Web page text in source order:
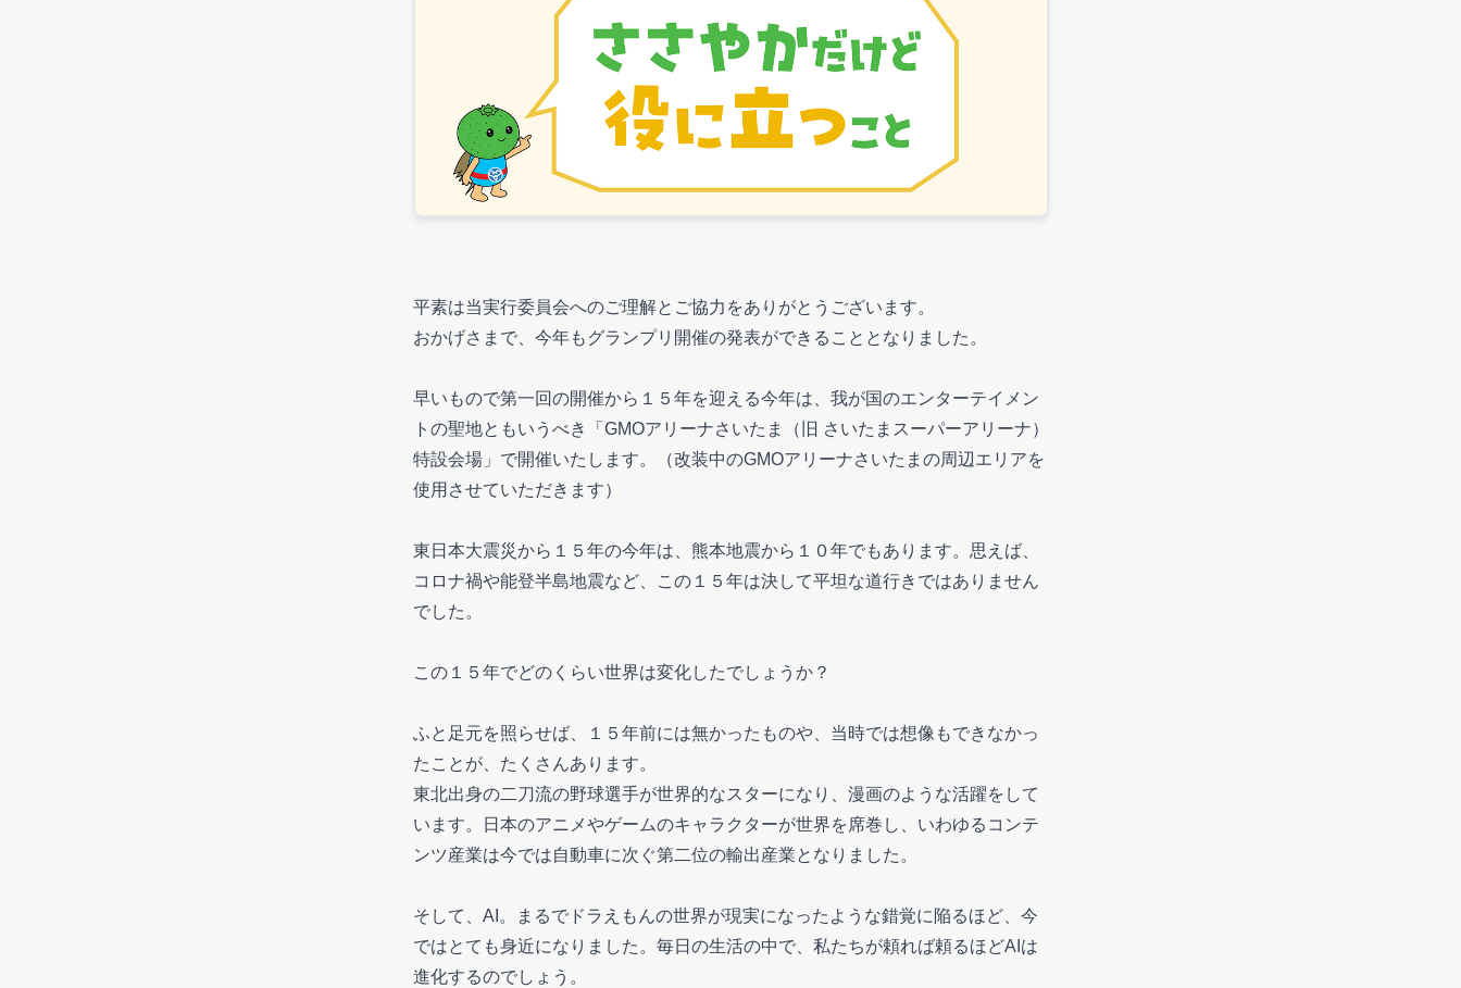
平素は当実行委員会へのご理解とご協力をありがとうございます。
おかげさまで、今年もグランプリ開催の発表ができることとなりました。
早いもので第一回の開催から１５年を迎える今年は、我が国のエンターテイメン
トの聖地ともいうべき「GMOアリーナさいたま（旧 さいたまスーパーアリーナ）
特設会場」で開催いたします。（改装中のGMOアリーナさいたまの周辺エリアを
使用させていただきます）
東日本大震災から１５年の今年は、熊本地震から１０年でもあります。思えば、
コロナ禍や能登半島地震など、この１５年は決して平坦な道行きではありません
でした。
この１５年でどのくらい世界は変化したでしょうか？
ふと足元を照らせば、１５年前には無かったものや、当時では想像もできなかっ
たことが、たくさんあります。
東北出身の二刀流の野球選手が世界的なスターになり、漫画のような活躍をして
います。日本のアニメやゲームのキャラクターが世界を席巻し、いわゆるコンテ
ンツ産業は今では自動車に次ぐ第二位の輸出産業となりました。
そして、AI。まるでドラえもんの世界が現実になったような錯覚に陥るほど、今
ではとても身近になりました。毎日の生活の中で、私たちが頼れば頼るほどAIは
進化するのでしょう。